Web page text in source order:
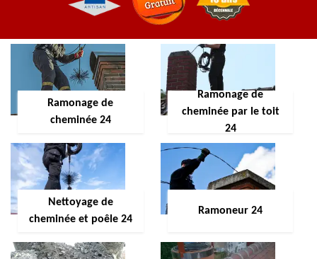
Ramonage de
cheminée 24
Ramonage de
cheminée par le toit
24
Nettoyage de
cheminée et poêle 24
Ramoneur 24